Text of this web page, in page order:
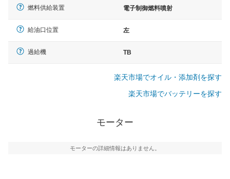
燃料供給装置 電子制御燃料噴射
給油口位置 左
過給機 TB
楽天市場でオイル・添加剤を探す
楽天市場でバッテリーを探す
モーター
モーターの詳細情報はありません。